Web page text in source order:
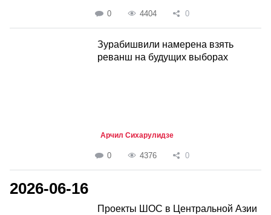
0 4404 0
Зурабишвили намерена взять
реванш на будущих выборах
Арчил Сихарулидзе
0 4376 0
2026-06-16
Проекты ШОС в Центральной Азии